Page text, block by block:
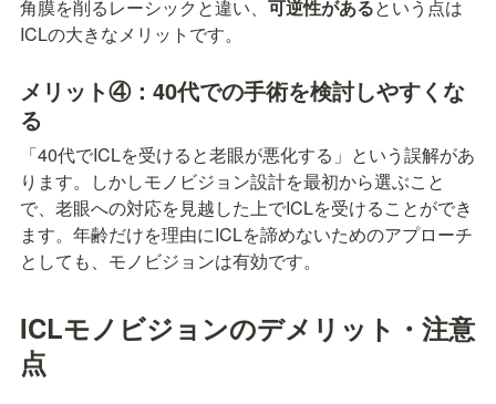
角膜を削るレーシックと違い、 可逆性があるという点は
ICLの大きなメリットです。
メリット④：40代での手術を検討しやすくな
る
「40代でICLを受けると老眼が悪化する」という誤解があ
ります。しかしモノビジョン設計を最初から選ぶこと
で、老眼への対応を見越した上でICLを受けることができ
ます。年齢だけを理由にICLを諦めないためのアプローチ
としても、モノビジョンは有効です。
ICLモノビジョンのデメリット・注意
点